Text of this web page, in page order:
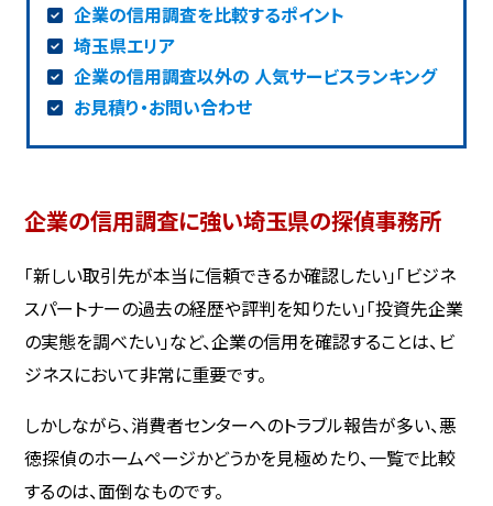
企業の信用調査を比較するポイント
埼玉県エリア
企業の信用調査以外の 人気サービスランキング
お見積り・お問い合わせ
企業の信用調査に強い埼玉県の探偵事務所
「新しい取引先が本当に信頼できるか確認したい」「ビジネ
スパートナーの過去の経歴や評判を知りたい」「投資先企業
の実態を調べたい」など、企業の信用を確認することは、ビ
ジネスにおいて非常に重要です。
しかしながら、消費者センターへのトラブル報告が多い、悪
徳探偵のホームページかどうかを見極めたり、一覧で比較
するのは、面倒なものです。